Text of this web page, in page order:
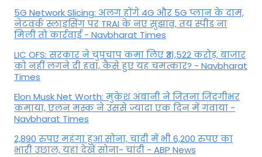
5G Network Slicing: अलग होंगे 4G और 5G प्लान के दाम,
नेटवर्क स्लाइसिंग पर TRAI के नए सुझाव, तय स्पीड ना
मिली तो कार्रवाई - Navbharat Times
LIC OFS: सरकार ने चुपचाप कमा लिए ₹31,522 करोड़, बाजार
को नहीं लगने दी हवा, कैसे हुए यह चमत्कार? - Navbharat
Times
Elon Musk Net Worth: मुकेश अंबानी ने जितना जिंदगीभर
कमाया, एलन मस्क ने उससे ज्यादा एक दिन में गंवाया -
Navbharat Times
2,890 रुपए महंगा हुआ सोना, चांदी में भी 6,200 रुपए का
भारी उछाल, यहां देखें सोना- चांदी - ABP News